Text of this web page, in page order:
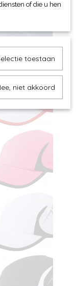
of die u hen
toestaan
niet akkoord